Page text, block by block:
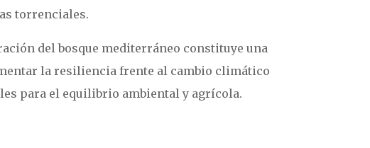
torrenciales.
del bosque mediterráneo constituye una
la resiliencia frente al cambio climático
para el equilibrio ambiental y agrícola.